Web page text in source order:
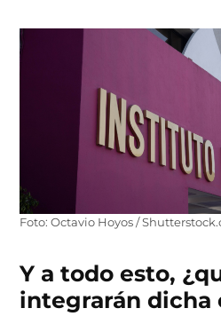
Foto: Octavio Hoyos /
Y a todo esto,
integrarán dicha